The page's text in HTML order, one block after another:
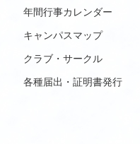
年間行事カレンダー
キャンパスマップ
クラブ・サークル
各種届出・証明書発行